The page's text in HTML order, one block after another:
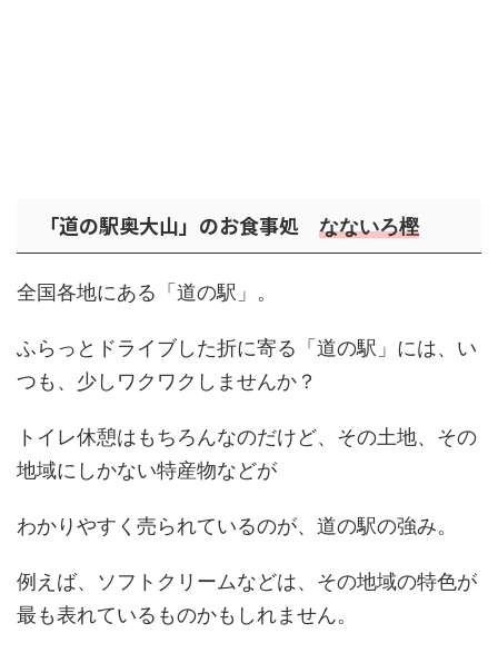
「道の駅奥大山」のお食事処 なないろ樫
全国各地にある「道の駅」。
ふらっとドライブした折に寄る「道の駅」には、い
つも、少しワクワクしませんか？
トイレ休憩はもちろんなのだけど、その土地、その
地域にしかない特産物などが
わかりやすく売られているのが、道の駅の強み。
例えば、ソフトクリームなどは、その地域の特色が
最も表れているものかもしれません。